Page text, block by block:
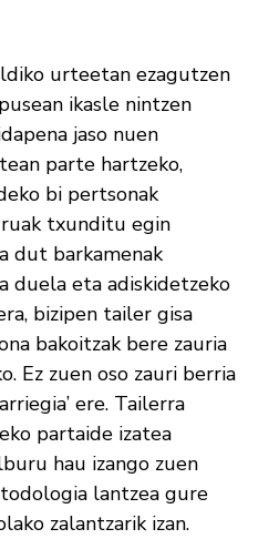
urteetan ezagutzen
ikasle nintzen
jaso nuen
parte hartzeko,
bi pertsonak
txunditu egin
dut barkamenak
duela eta adiskidetzeko
bizipen tailer gisa
bakoitzak bere zauria
Ez zuen oso zauri berria
ere. Tailerra
partaide izatea
hau izango zuen
lantzea gure
zalantzarik izan.